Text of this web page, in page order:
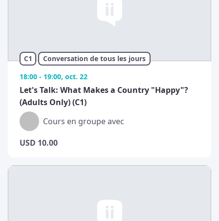
C1
Conversation de tous les jours
18:00 - 19:00, oct. 22
Let's Talk: What Makes a Country "Happy"?
(Adults Only) (C1)
Cours en groupe avec
USD 10.00